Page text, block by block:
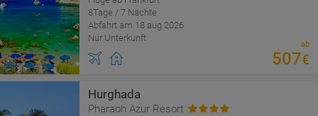
8Tage / 7 Nächte
Abfahrt am 18 aug 2026
Nur Unterkunft
ab
507€
Hurghada
Pharaoh Azur Resort